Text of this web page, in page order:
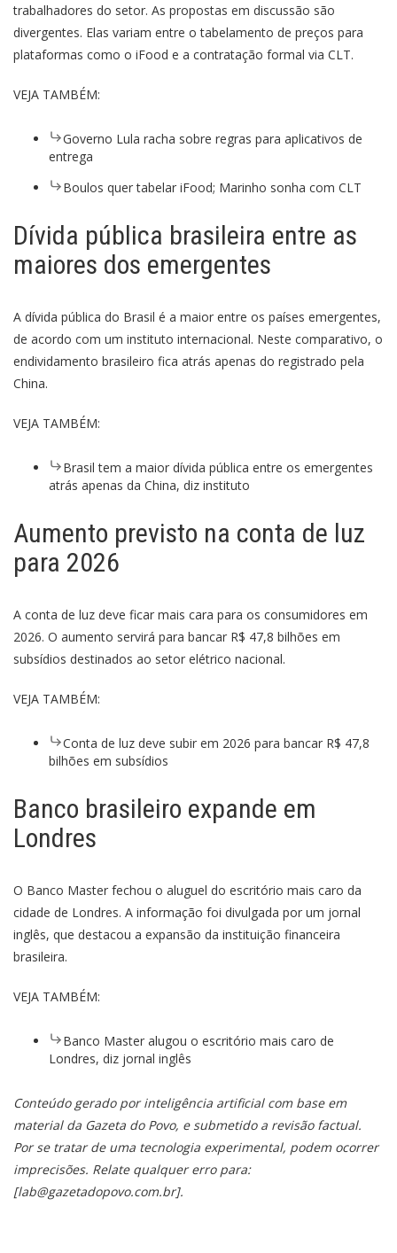
trabalhadores do setor. As propostas em discussão são
divergentes. Elas variam entre o tabelamento de preços para
plataformas como o iFood e a contratação formal via CLT.
VEJA TAMBÉM:
Governo Lula racha sobre regras para aplicativos de
entrega
Boulos quer tabelar iFood; Marinho sonha com CLT
Dívida pública brasileira entre as
maiores dos emergentes
A dívida pública do Brasil é a maior entre os países emergentes,
de acordo com um instituto internacional. Neste comparativo, o
endividamento brasileiro fica atrás apenas do registrado pela
China.
VEJA TAMBÉM:
Brasil tem a maior dívida pública entre os emergentes
atrás apenas da China, diz instituto
Aumento previsto na conta de luz
para 2026
A conta de luz deve ficar mais cara para os consumidores em
2026. O aumento servirá para bancar R$ 47,8 bilhões em
subsídios destinados ao setor elétrico nacional.
VEJA TAMBÉM:
Conta de luz deve subir em 2026 para bancar R$ 47,8
bilhões em subsídios
Banco brasileiro expande em
Londres
O Banco Master fechou o aluguel do escritório mais caro da
cidade de Londres. A informação foi divulgada por um jornal
inglês, que destacou a expansão da instituição financeira
brasileira.
VEJA TAMBÉM:
Banco Master alugou o escritório mais caro de
Londres, diz jornal inglês
Conteúdo gerado por inteligência artificial com base em
material da Gazeta do Povo, e submetido a revisão factual.
Por se tratar de uma tecnologia experimental, podem ocorrer
imprecisões. Relate qualquer erro para:
[lab@gazetadopovo.com.br].